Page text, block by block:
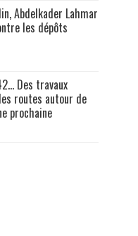
Abdelkader Lahmar
les dépôts
Des travaux
routes autour de
prochaine